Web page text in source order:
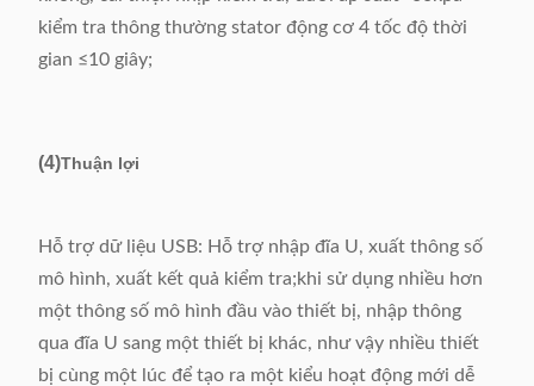
kiểm tra thông thường stator động cơ 4 tốc độ thời
gian ≤10 giây;
(4)Thuận lợi
Hỗ trợ dữ liệu USB: Hỗ trợ nhập đĩa U, xuất thông số
mô hình, xuất kết quả kiểm tra;khi sử dụng nhiều hơn
một thông số mô hình đầu vào thiết bị, nhập thông
qua đĩa U sang một thiết bị khác, như vậy nhiều thiết
bị cùng một lúc để tạo ra một kiểu hoạt động mới dễ